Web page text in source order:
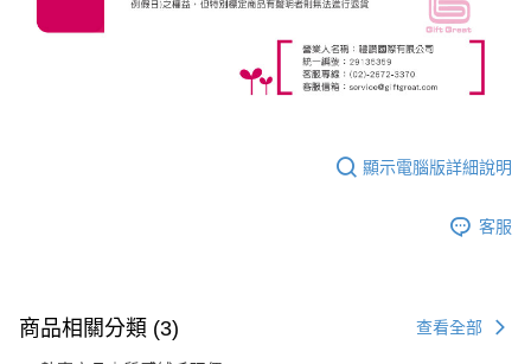
顯示電腦版詳細說明
客服
商品相關分類 (3) 查看全部